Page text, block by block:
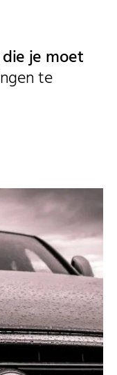
je moet
te